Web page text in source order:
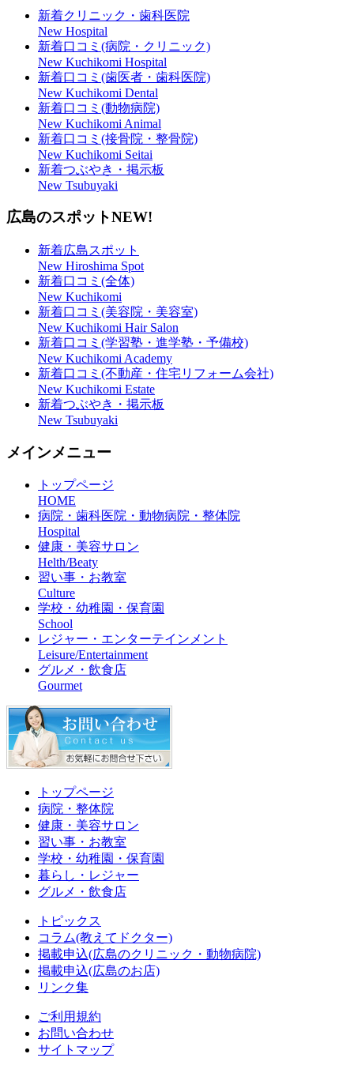
新着クリニック・歯科医院
New Hospital
新着口コミ(病院・クリニック)
New Kuchikomi Hospital
新着口コミ(歯医者・歯科医院)
New Kuchikomi Dental
新着口コミ(動物病院)
New Kuchikomi Animal
新着口コミ(接骨院・整骨院)
New Kuchikomi Seitai
新着つぶやき・掲示板
New Tsubuyaki
広島のスポットNEW!
新着広島スポット
New Hiroshima Spot
新着口コミ(全体)
New Kuchikomi
新着口コミ(美容院・美容室)
New Kuchikomi Hair Salon
新着口コミ(学習塾・進学塾・予備校)
New Kuchikomi Academy
新着口コミ(不動産・住宅リフォーム会社)
New Kuchikomi Estate
新着つぶやき・掲示板
New Tsubuyaki
メインメニュー
トップページ
HOME
病院・歯科医院・動物病院・整体院
Hospital
健康・美容サロン
Helth/Beaty
習い事・お教室
Culture
学校・幼稚園・保育園
School
レジャー・エンターテインメント
Leisure/Entertainment
グルメ・飲食店
Gourmet
トップページ
病院・整体院
健康・美容サロン
習い事・お教室
学校・幼稚園・保育園
暮らし・レジャー
グルメ・飲食店
トピックス
コラム(教えてドクター)
掲載申込(広島のクリニック・動物病院)
掲載申込(広島のお店)
リンク集
ご利用規約
お問い合わせ
サイトマップ